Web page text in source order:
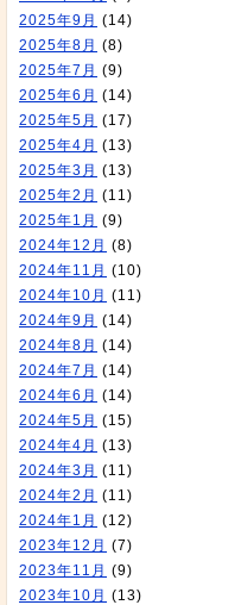
2025年9月 (14)
2025年8月 (8)
2025年7月 (9)
2025年6月 (14)
2025年5月 (17)
2025年4月 (13)
2025年3月 (13)
2025年2月 (11)
2025年1月 (9)
2024年12月 (8)
2024年11月 (10)
2024年10月 (11)
2024年9月 (14)
2024年8月 (14)
2024年7月 (14)
2024年6月 (14)
2024年5月 (15)
2024年4月 (13)
2024年3月 (11)
2024年2月 (11)
2024年1月 (12)
2023年12月 (7)
2023年11月 (9)
2023年10月 (13)